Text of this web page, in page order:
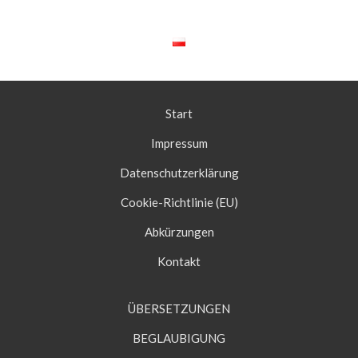
Start
Impressum
Datenschutzerklärung
Cookie-Richtlinie (EU)
Abkürzungen
Kontakt
ÜBERSETZUNGEN
BEGLAUBIGUNG